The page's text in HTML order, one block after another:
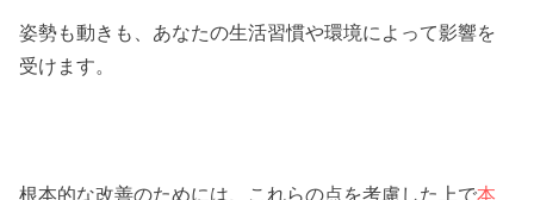
姿勢も動きも、あなたの生活習慣や環境によって影響を
受けます。
根本的な改善のためには、これらの点を考慮した上で本